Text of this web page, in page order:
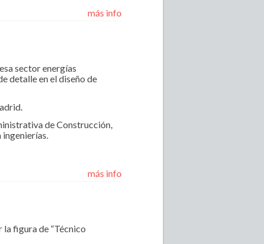
más info
sector energías
detalle en el diseño de
de Construcción,
más info
figura de “Técnico